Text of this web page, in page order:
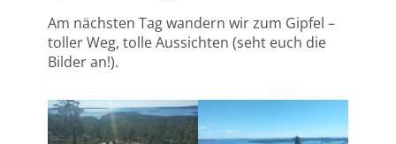
Am nächsten Tag wandern wir zum Gipfel –
toller Weg, tolle Aussichten (seht euch die
Bilder an!).